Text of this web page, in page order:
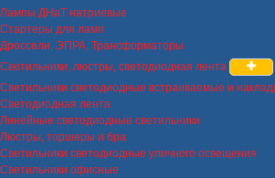
Лампы ДНаТ натриевые
Стартеры для ламп
Дроссели, ЭПРА, Трансформаторы
Светильники, люстры, светодиодная лента
Светильники светодиодные встраиваемые и
Светодиодная лента
Линейные светодиодные светильники
Люстры, торшеры и бра
Светильники светодиодные уличного освещения
Светильники офисные